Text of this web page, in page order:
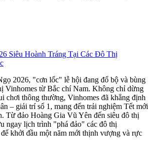
Siêu Hoành Tráng Tại Các Đô Thị
2026, "cơn lốc" lễ hội đang đổ bộ và bùng
Vinhomes từ Bắc chí Nam. Không chỉ dừng
chơi thông thường, Vinhomes đã khẳng định
– giải trí số 1, mang đến trải nghiệm Tết mới
Từ đảo Hoàng Gia Vũ Yên đến siêu đô thị
ngay lịch trình "phá đảo" các đô thị
khởi đầu một năm mới thịnh vượng và rực